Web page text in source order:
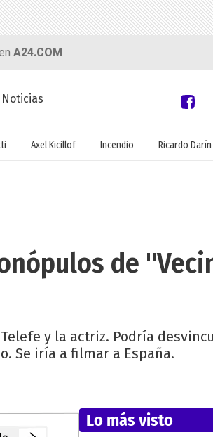
A24.COM
Axel Kicillof Incendio Ricardo Darín
de
y la actriz. Podría
Se iría a filmar a España.
Lo más visto